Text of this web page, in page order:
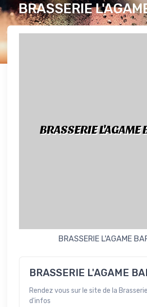
BRASSERIE
BRASSERIE L'AGAME
BRASSERIE L'AGAME
BRASSERIE L'AGAME
Rendez vous sur le site de la
d'infos